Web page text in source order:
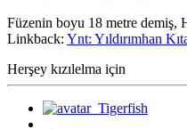
Füzenin boyu 18 metre demiş,
Linkback: Ynt: Yıldırımhan
Herşey kızılelma için